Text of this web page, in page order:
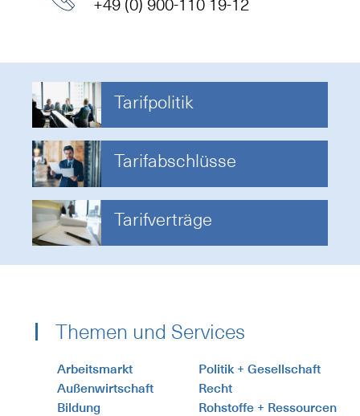
+49 (0) 900-110 19-12
Tarifpolitik
Tarifabschlüsse
Tarifverträge
Themen und Services
Arbeitsmarkt
Außenwirtschaft
Bildung
Politik + Gesellschaft
Recht
Rohstoffe + Ressourcen